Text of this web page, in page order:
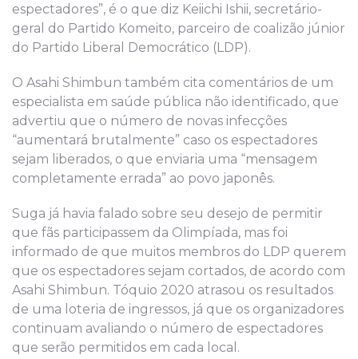
espectadores”, é o que diz Keiichi Ishii, secretário-
geral do Partido Komeito, parceiro de coalizão júnior
do Partido Liberal Democrático (LDP).
O Asahi Shimbun também cita comentários de um
especialista em saúde pública não identificado, que
advertiu que o número de novas infecções
“aumentará brutalmente” caso os espectadores
sejam liberados, o que enviaria uma “mensagem
completamente errada” ao povo japonês.
Suga já havia falado sobre seu desejo de permitir
que fãs participassem da Olimpíada, mas foi
informado de que muitos membros do LDP querem
que os espectadores sejam cortados, de acordo com
Asahi Shimbun. Tóquio 2020 atrasou os resultados
de uma loteria de ingressos, já que os organizadores
continuam avaliando o número de espectadores
que serão permitidos em cada local.